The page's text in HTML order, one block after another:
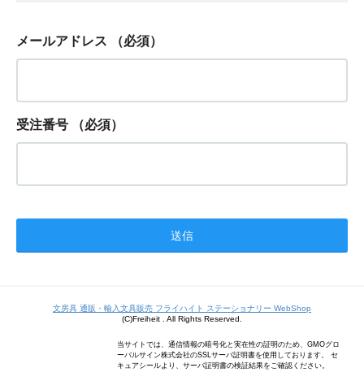
メールアドレス （必須）
受注番号 （必須）
文房具 通販・輸入文具販売 フライハイト ステーショナリー WebShop
(C)Freiheit . All Rights Reserved.
当サイトでは、通信情報の暗号化と実在性の証明のため、GMOグロ
ーバルサイン株式会社のSSLサーバ証明書を使用しております。 セ
キュアシールより、サーバ証明書の検証結果をご確認ください。